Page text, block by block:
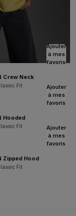
Ajouter
à mes
favoris
Crew Neck
Fit
Ajouter
à mes
favoris
Hooded
Fit
Ajouter
à mes
favoris
Zipped Hood
Fit